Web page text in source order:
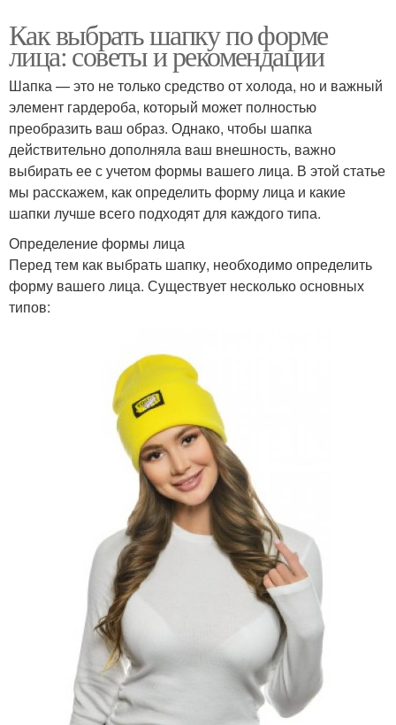
Как выбрать шапку по форме
лица: советы и рекомендации
Шапка — это не только средство от холода, но и важный
элемент гардероба, который может полностью
преобразить ваш образ. Однако, чтобы шапка
действительно дополняла ваш внешность, важно
выбирать ее с учетом формы вашего лица. В этой статье
мы расскажем, как определить форму лица и какие
шапки лучше всего подходят для каждого типа.
Определение формы лица
Перед тем как выбрать шапку, необходимо определить
форму вашего лица. Существует несколько основных
типов: